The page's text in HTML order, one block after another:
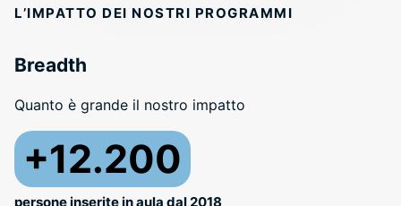
L’IMPATTO DEI NOSTRI PROGRAMMI
Breadth
Quanto è grande il nostro impatto
+12.200
persone inserite in aula dal 2018